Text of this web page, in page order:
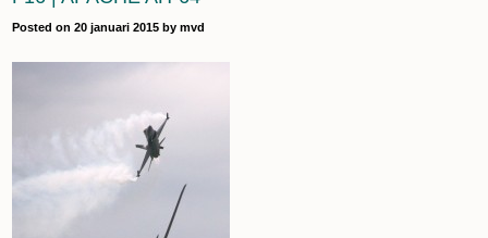
Posted on 20 januari 2015by mvd